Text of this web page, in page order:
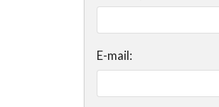
E-mail: